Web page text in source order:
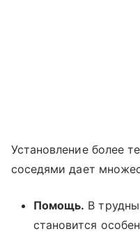
Установление более
соседями дает
Помощь. В
становится